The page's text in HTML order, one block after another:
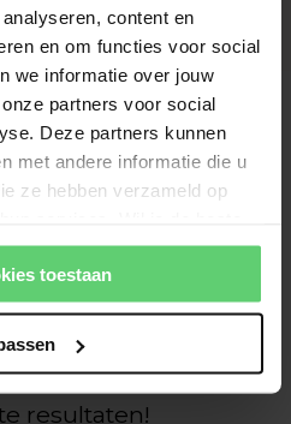
content en
en om functies voor social
we informatie over jouw
partners voor social
Deze partners kunnen
met andere informatie die u
ze hebben verzameld op
voor alle cookies. Meer
je in onze Privacy Policy.
toestaan
beoordeling te schrijven
beoordeling
gevonden
resultaten!